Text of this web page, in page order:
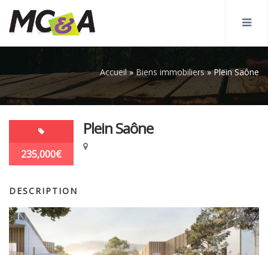
Accueil»Biens immobiliers»Plein Saône
235,000€
Plein Saône
DESCRIPTION